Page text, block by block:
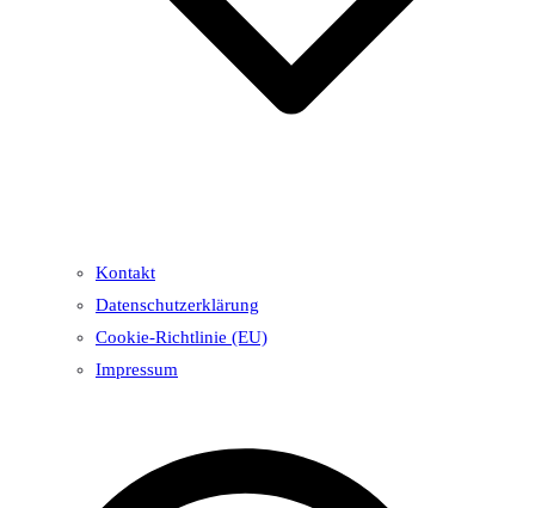
Kontakt
Datenschutzerklärung
Cookie-Richtlinie (EU)
Impressum